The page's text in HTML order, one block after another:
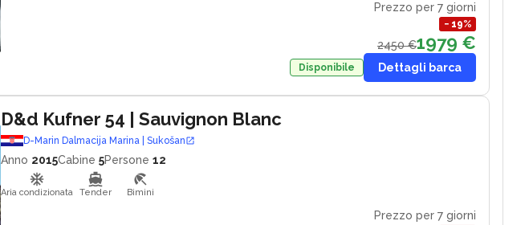
Prezzo per 7 giorni
− 19%
2450 €1979 €
Disponibile Dettagli barca
D&d Kufner 54 | Sauvignon Blanc
D-Marin Dalmacija Marina | Sukošan
Anno 2015Cabine 5Persone 12
Aria condizionata Tender Bimini
Prezzo per 7 giorni